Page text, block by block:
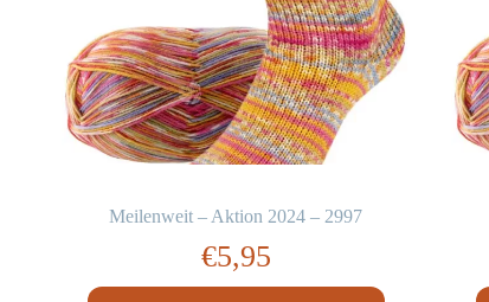
Meilenweit – Aktion 2024 – 2997
€5,95